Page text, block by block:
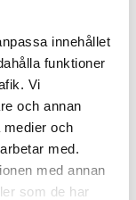
innehållet
funktioner
Vi
och annan
medier och
med.
med annan
som de har
radig 24
I VARUKORG